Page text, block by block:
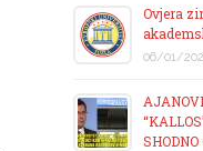
Ovjera
06/01/